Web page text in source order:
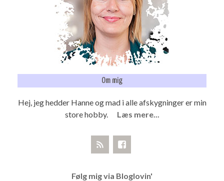
Om mig
Hej, jeg hedder Hanne og mad i alle afskygninger er min
store hobby. Læs mere...
Følg mig via Bloglovin'